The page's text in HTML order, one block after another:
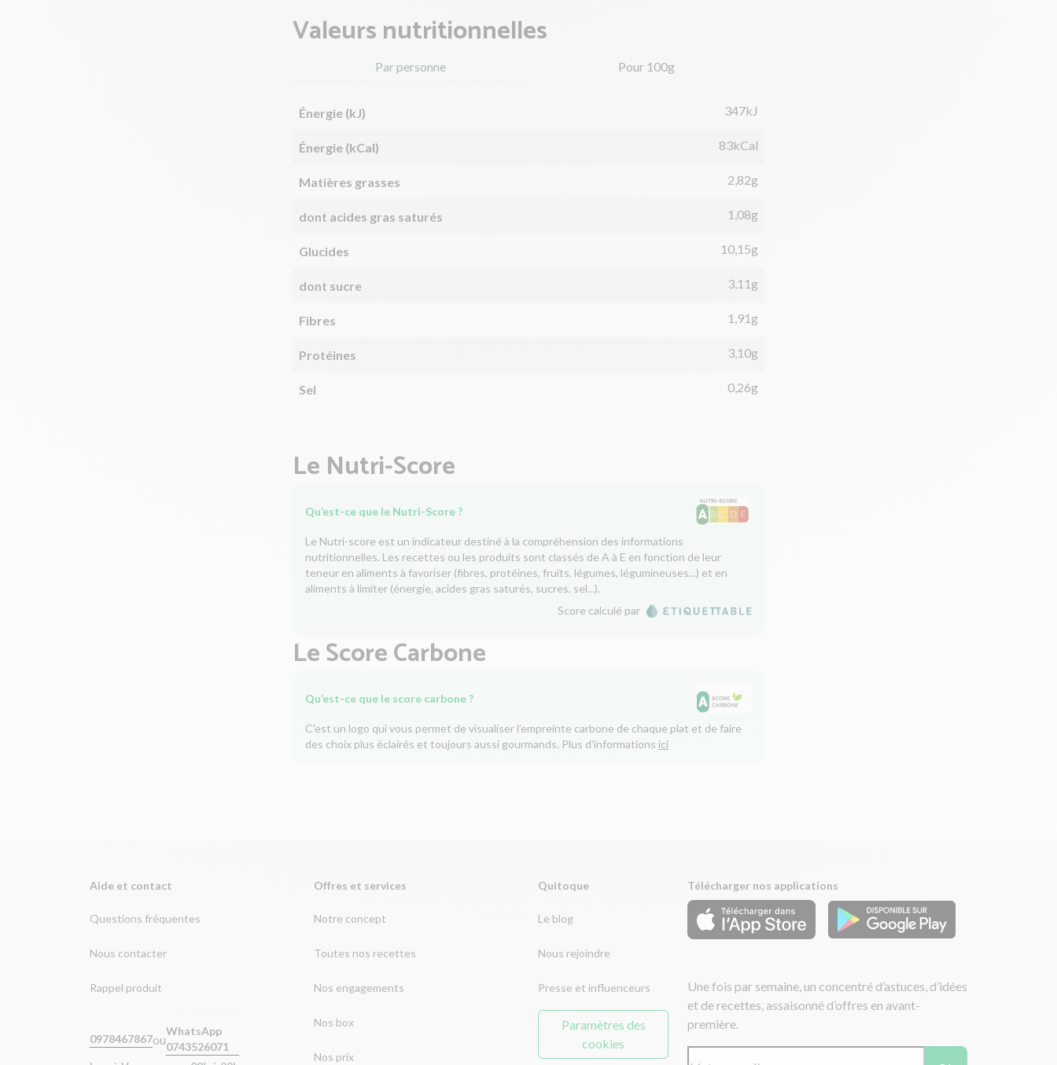
Valeurs nutritionnelles
Par personne Pour 100g
Énergie (kJ) 347kJ
Énergie (kCal) 83kCal
Matières grasses 2,82g
dont acides gras saturés 1,08g
Glucides 10,15g
dont sucre 3,11g
Fibres 1,91g
Protéines 3,10g
Sel 0,26g
Le Nutri-Score
Qu’est-ce que le Nutri-Score ?
Le Nutri-score est un indicateur destiné à la compréhension des informations
nutritionnelles. Les recettes ou les produits sont classés de A à E en fonction de leur
teneur en aliments à favoriser (fibres, protéines, fruits, légumes, légumineuses...) et en
aliments à limiter (énergie, acides gras saturés, sucres, sel...).
Score calculé par
Le Score Carbone
Qu’est-ce que le score carbone ?
C'est un logo qui vous permet de visualiser l’empreinte carbone de chaque plat et de faire
des choix plus éclairés et toujours aussi gourmands. Plus d'informations ici
Aide et contact
Questions fréquentes
Nous contacter
Rappel produit
0978467867ou
WhatsApp
0743526071
Offres et services
Notre concept
Toutes nos recettes
Nos engagements
Nos box
Nos prix
Quitoque
Le blog
Nous rejoindre
Presse et influenceurs
Paramètres des
cookies
Télécharger nos applications
Une fois par semaine, un concentré d’astuces, d’idées
et de recettes, assaisonné d’offres en avant-
première.